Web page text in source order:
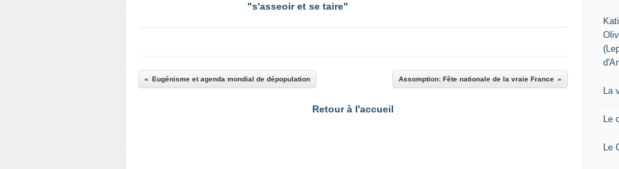
"s'asseoir et se taire"
Eugénisme et agenda mondial de dépopulation Assomption: Fête nationale de la vraie France
Retour à l'accueil
La
Le
Le